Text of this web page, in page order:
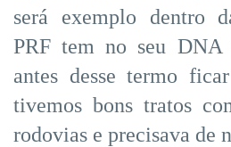
será exemplo dentro
PRF tem no seu DNA
antes desse termo
tivemos bons tratos
rodovias e precisava de